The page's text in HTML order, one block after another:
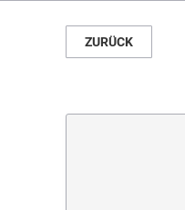
ZURÜCK